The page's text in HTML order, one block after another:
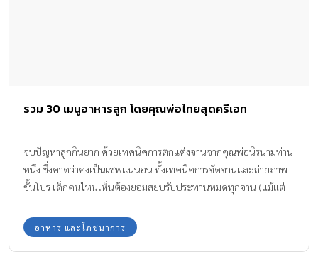
รวม 30 เมนูอาหารลูก โดยคุณพ่อไทยสุดครีเอท
จบปัญหาลูกกินยาก ด้วยเทคนิคการตกแต่งจานจากคุณพ่อนิรนามท่าน
หนึ่ง ซึ่งคาดว่าคงเป็นเชฟแน่นอน ทั้งเทคนิคการจัดจานและถ่ายภาพ
ขั้นโปร เด็กคนไหนเห็นต้องยอมสยบรับประทานหมดทุกจาน (แม้แต่
ครบถ้วนทุกโภชนาการสำหรับเด็กวัยประถม น่าอิจฉาคุณพ่อที่ลูกไม่มี
ปัญหาเรื่องไม่กินผัก
อาหาร และโภชนาการ